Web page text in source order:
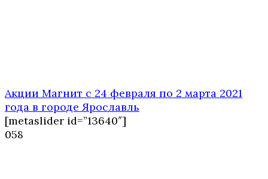
Акции Магнит с 24 февраля по 2 марта 2021
года в городе Ярославль
[metaslider id=”13640″]
058